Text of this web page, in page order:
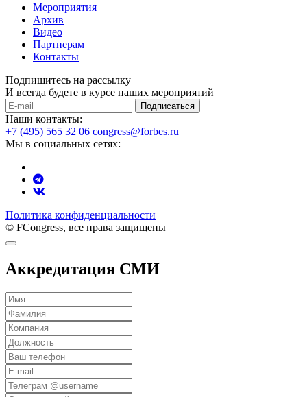
Мероприятия
Архив
Видео
Партнерам
Контакты
Подпишитесь на рассылку
И всегда будете в курсе наших мероприятий
Подписаться
Наши контакты:
+7 (495) 565 32 06 congress@forbes.ru
Мы в социальных сетях:
Политика конфиденциальности
© FCongress, все права защищены
Аккредитация СМИ